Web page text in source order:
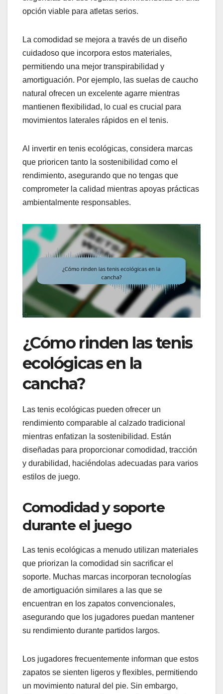
opción viable para atletas serios.
La comodidad se mejora a través de un diseño
cuidadoso que incorpora estos materiales,
permitiendo una mejor transpirabilidad y
amortiguación. Por ejemplo, las suelas de caucho
natural ofrecen un excelente agarre mientras
mantienen flexibilidad, lo cual es crucial para
movimientos laterales rápidos en el tenis.
Al invertir en tenis ecológicas, considera marcas
que prioricen tanto la sostenibilidad como el
rendimiento, asegurando que no tengas que
comprometer la calidad mientras apoyas prácticas
ambientalmente responsables.
¿Cómo rinden las tenis
ecológicas en la
cancha?
Las tenis ecológicas pueden ofrecer un
rendimiento comparable al calzado tradicional
mientras enfatizan la sostenibilidad. Están
diseñadas para proporcionar comodidad, tracción
y durabilidad, haciéndolas adecuadas para varios
estilos de juego.
Comodidad y soporte
durante el juego
Las tenis ecológicas a menudo utilizan materiales
que priorizan la comodidad sin sacrificar el
soporte. Muchas marcas incorporan tecnologías
de amortiguación similares a las que se
encuentran en los zapatos convencionales,
asegurando que los jugadores puedan mantener
su rendimiento durante partidos largos.
Los jugadores frecuentemente informan que estos
zapatos se sienten ligeros y flexibles, permitiendo
un movimiento natural del pie. Sin embargo,